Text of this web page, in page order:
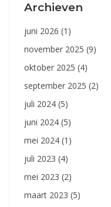
Archieven
juni 2026 (1)
november 2025 (9)
oktober 2025 (4)
september 2025 (2)
juli 2024 (5)
juni 2024 (5)
mei 2024 (1)
juli 2023 (4)
mei 2023 (2)
maart 2023 (5)